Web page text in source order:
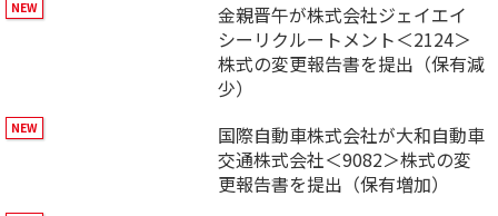
金親晋午が株式会社ジェイエイ
シーリクルートメント＜2124＞
株式の変更報告書を提出（保有減
少）
国際自動車株式会社が大和自動車
交通株式会社＜9082＞株式の変
更報告書を提出（保有増加）